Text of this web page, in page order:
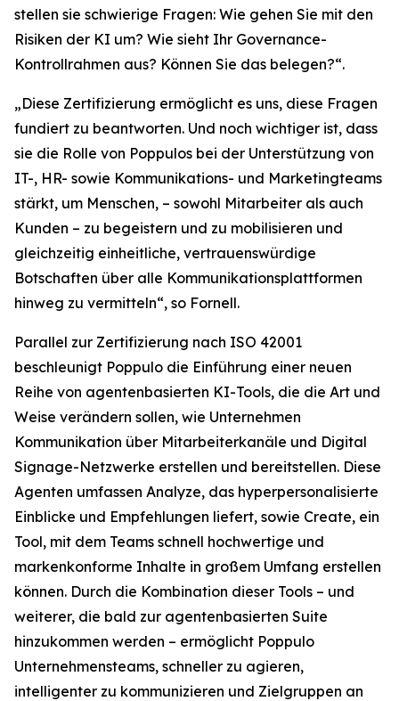
stellen sie schwierige Fragen: Wie gehen Sie mit den
Risiken der KI um? Wie sieht Ihr Governance-
Kontrollrahmen aus? Können Sie das belegen?“.
„Diese Zertifizierung ermöglicht es uns, diese Fragen
fundiert zu beantworten. Und noch wichtiger ist, dass
sie die Rolle von Poppulos bei der Unterstützung von
IT-, HR- sowie Kommunikations- und Marketingteams
stärkt, um Menschen, – sowohl Mitarbeiter als auch
Kunden – zu begeistern und zu mobilisieren und
gleichzeitig einheitliche, vertrauenswürdige
Botschaften über alle Kommunikationsplattformen
hinweg zu vermitteln“, so Fornell.
Parallel zur Zertifizierung nach ISO 42001
beschleunigt Poppulo die Einführung einer neuen
Reihe von agentenbasierten KI-Tools, die die Art und
Weise verändern sollen, wie Unternehmen
Kommunikation über Mitarbeiterkanäle und Digital
Signage-Netzwerke erstellen und bereitstellen. Diese
Agenten umfassen Analyze, das hyperpersonalisierte
Einblicke und Empfehlungen liefert, sowie Create, ein
Tool, mit dem Teams schnell hochwertige und
markenkonforme Inhalte in großem Umfang erstellen
können. Durch die Kombination dieser Tools – und
weiterer, die bald zur agentenbasierten Suite
hinzukommen werden – ermöglicht Poppulo
Unternehmensteams, schneller zu agieren,
intelligenter zu kommunizieren und Zielgruppen an